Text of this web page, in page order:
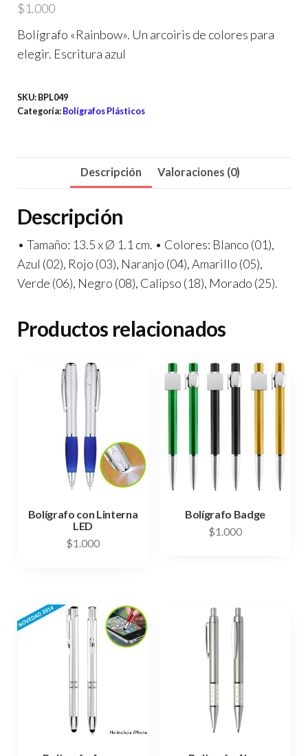
$1.000
Bolígrafo «Rainbow». Un arcoiris de colores para
elegir. Escritura azul
SKU: BPL049
Categoría: Bolígrafos Plásticos
Descripción Valoraciones (0)
Descripción
• Tamaño: 13.5 x Ø 1.1 cm. • Colores: Blanco (01),
Azul (02), Rojo (03), Naranjo (04), Amarillo (05),
Verde (06), Negro (08), Calipso (18), Morado (25).
Productos relacionados
Bolígrafo con Linterna
LED
$1.000
Bolígrafo Badge
$1.000